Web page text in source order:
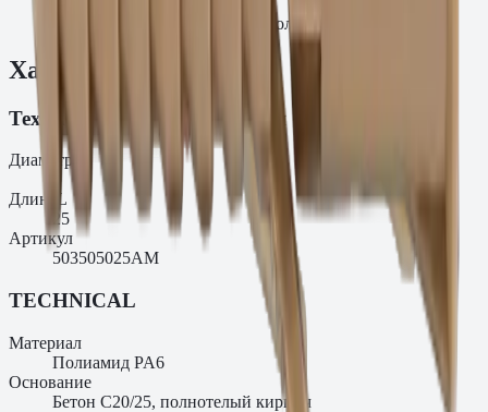
Основание: Бетон C20/25, полнотелый кирпич
Характеристики
Технические характеристики
Диаметр
Длина
L
25
Артикул
503505025AM
TECHNICAL
Материал
Полиамид PA6
Основание
Бетон C20/25, полнотелый кирпич